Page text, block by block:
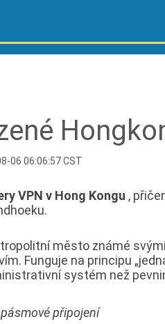
06 06:06:57 CST
VPN v Hong Kongu ,
město známé
Funguje na principu
systém než
připojení